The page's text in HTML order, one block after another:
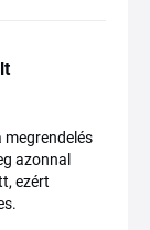
megrendelés
azonnal
ezért